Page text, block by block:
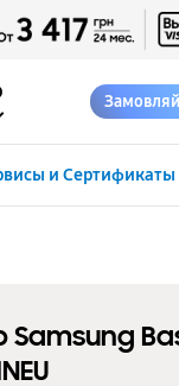
и Сертификаты
Samsung